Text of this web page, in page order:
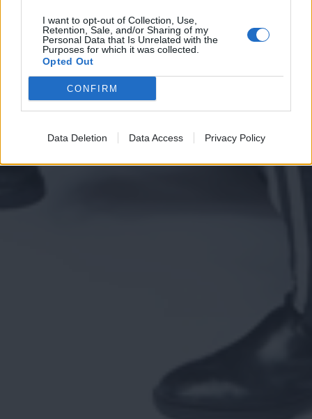
I want to opt-out of Collection, Use,
Retention, Sale, and/or Sharing of my
Personal Data that Is Unrelated with the
Purposes for which it was collected.
Opted Out
CONFIRM
Data Deletion Data Access Privacy Policy